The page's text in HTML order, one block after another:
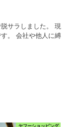
サラしました。 現
。 会社や他人に縛